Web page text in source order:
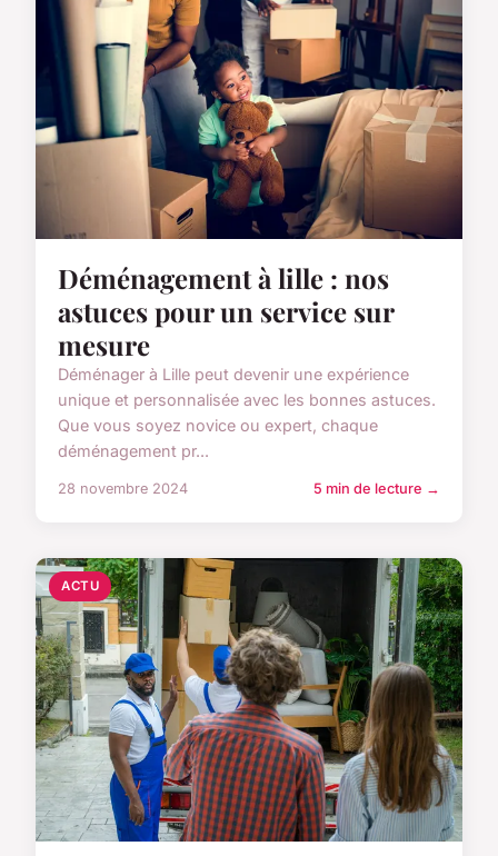
Déménagement à lille : nos
astuces pour un service sur
mesure
Déménager à Lille peut devenir une expérience
unique et personnalisée avec les bonnes astuces.
Que vous soyez novice ou expert, chaque
déménagement pr...
28 novembre 2024 5 min de lecture →
ACTU